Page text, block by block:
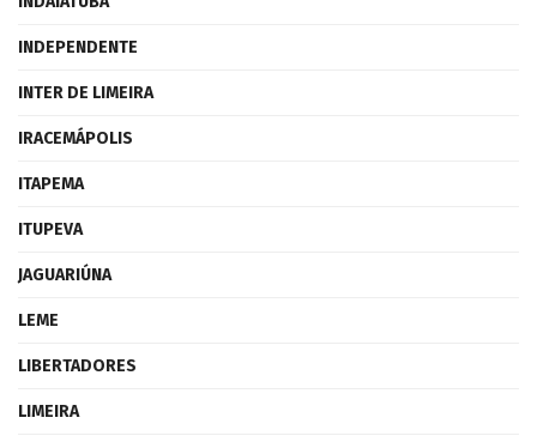
INDEPENDENTE
INTER DE LIMEIRA
IRACEMÁPOLIS
ITAPEMA
ITUPEVA
JAGUARIÚNA
LEME
LIBERTADORES
LIMEIRA